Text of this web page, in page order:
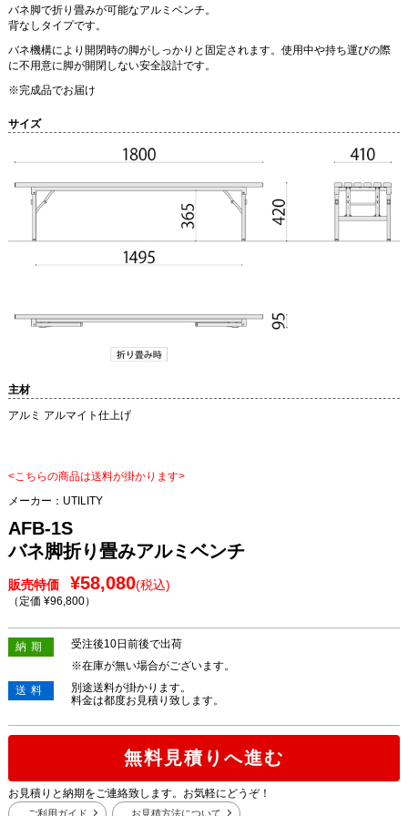
バネ脚で折り畳みが可能なアルミベンチ。
背なしタイプです。
バネ機構により開閉時の脚がしっかりと固定されます。使用中や持ち運びの際
に不用意に脚が開閉しない安全設計です。
※完成品でお届け
サイズ
主材
アルミ アルマイト仕上げ
<こちらの商品は送料が掛かります>
メーカー： UTILITY
AFB-1S
バネ脚折り畳みアルミベンチ
販売特価 ¥58,080(税込)
（定価 ¥96,800）
納期
受注後10日前後で出荷
※在庫が無い場合がございます。
送料
別途送料が掛かります。
料金は都度お見積り致します。
無料見積りへ進む
お見積りと納期をご連絡致します。お気軽にどうぞ！
ご利用ガイド お見積方法について